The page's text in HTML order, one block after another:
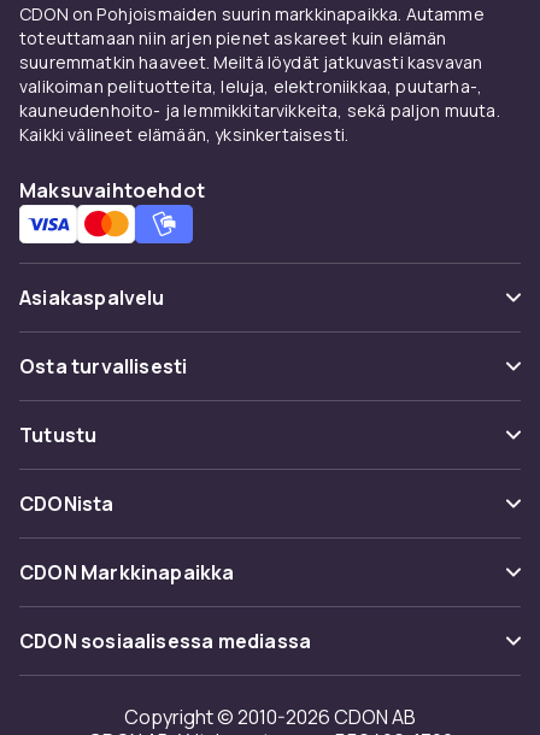
CDON on Pohjoismaiden suurin markkinapaikka. Autamme
toteuttamaan niin arjen pienet askareet kuin elämän
suuremmatkin haaveet. Meiltä löydät jatkuvasti kasvavan
valikoiman pelituotteita, leluja, elektroniikkaa, puutarha-,
kauneudenhoito- ja lemmikkitarvikkeita, sekä paljon muuta.
Kaikki välineet elämään, yksinkertaisesti.
Maksuvaihtoehdot
Asiakaspalvelu
Usein kysyttyä (UKK)
Seuraa pakettia
Ota yhteyttä
Osta turvallisesti
Maksuvaihtoehdot
Toimitus
Takaisinvedot
Tutustu
Kategoriat
Tuotemerkit
CDONista
Tietoa meistä
Asiakasarvionnit
Investor relations
CDON Markkinapaikka
Merchant Help Center
CDON sosiaalisessa mediassa
Copyright © 2010-2026 CDON AB